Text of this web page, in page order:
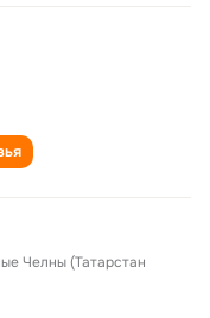
Челны (Татарстан